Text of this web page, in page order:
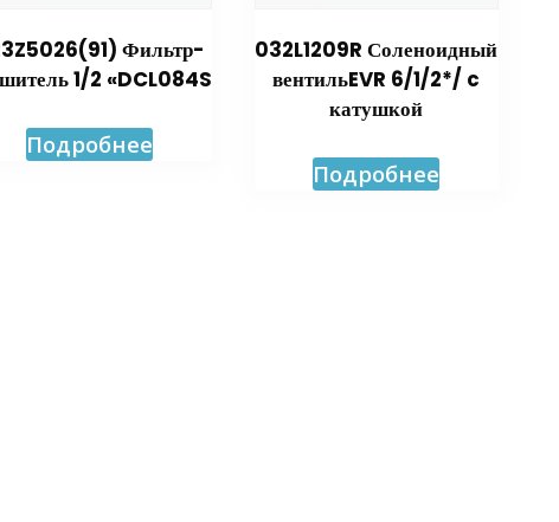
Фильтр-
1/2 «DCL084S
Подробнее
032L1209R Соленоидный
вентильEVR 6/1/2*/ c
катушкой
Подробнее